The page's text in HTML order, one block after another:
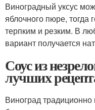
Виноградный уксус
яблочного пюре, тогда
терпким и резким. В
вариант получается
Соус из
лучших
Виноград